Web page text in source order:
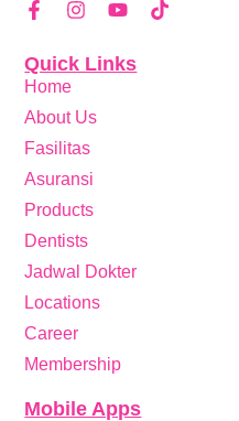
Quick Links
Home
About Us
Fasilitas
Asuransi
Products
Dentists
Jadwal Dokter
Locations
Career
Membership
Mobile Apps